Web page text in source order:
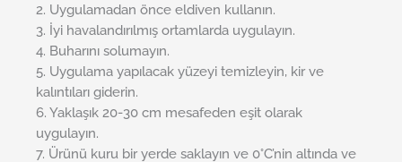
2. Uygulamadan önce eldiven kullanın.
3. İyi havalandırılmış ortamlarda uygulayın.
4. Buharını solumayın.
5. Uygulama yapılacak yüzeyi temizleyin, kir ve
kalıntıları giderin.
6. Yaklaşık 20-30 cm mesafeden eşit olarak
uygulayın.
7. Ürünü kuru bir yerde saklayın ve 0°C’nin altında ve